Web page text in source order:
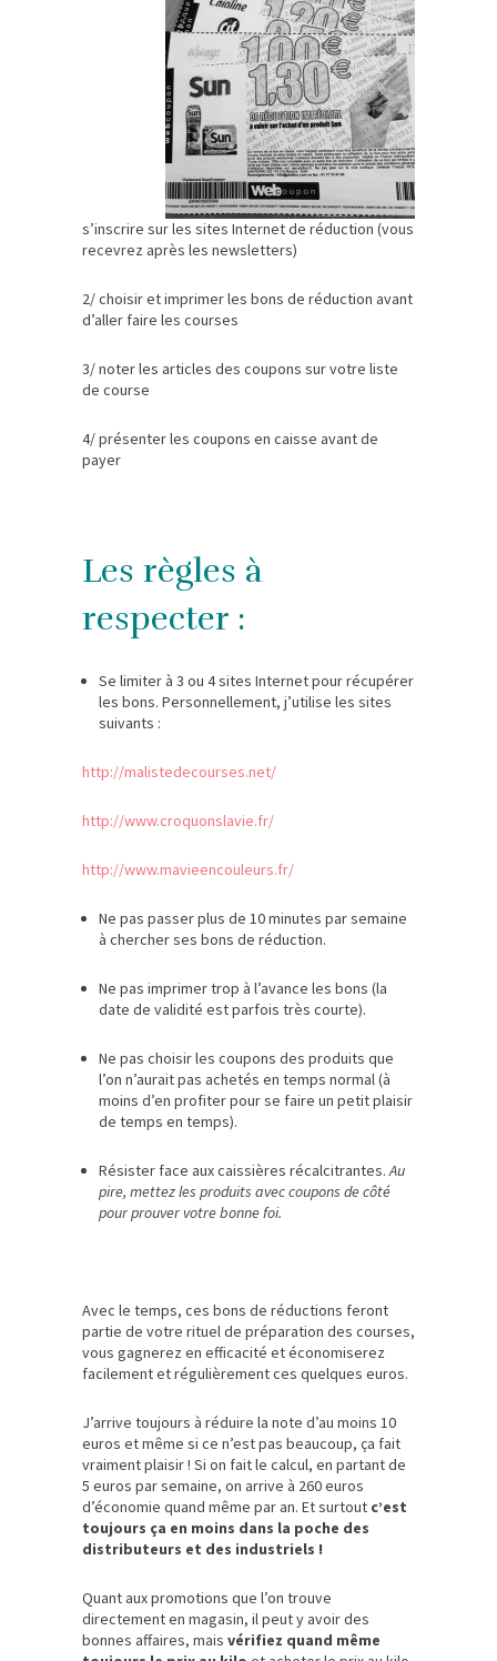
s’inscrire sur les sites Internet de réduction (vous
recevrez après les newsletters)
2/ choisir et imprimer les bons de réduction avant
d’aller faire les courses
3/ noter les articles des coupons sur votre liste
de course
4/ présenter les coupons en caisse avant de
payer
Les règles à
respecter :
Se limiter à 3 ou 4 sites Internet pour récupérer
les bons. Personnellement, j’utilise les sites
suivants :
http://malistedecourses.net/
http://www.croquonslavie.fr/
http://www.mavieencouleurs.fr/
Ne pas passer plus de 10 minutes par semaine
à chercher ses bons de réduction.
Ne pas imprimer trop à l’avance les bons (la
date de validité est parfois très courte).
Ne pas choisir les coupons des produits que
l’on n’aurait pas achetés en temps normal (à
moins d’en profiter pour se faire un petit plaisir
de temps en temps).
Résister face aux caissières récalcitrantes.Au
pire, mettez les produits avec coupons de côté
pour prouver votre bonne foi.
Avec le temps, ces bons de réductions feront
partie de votre rituel de préparation des courses,
vous gagnerez en efficacité et économiserez
facilement et régulièrement ces quelques euros.
J’arrive toujours à réduire la note d’au moins 10
euros et même si ce n’est pas beaucoup, ça fait
vraiment plaisir ! Si on fait le calcul, en partant de
5 euros par semaine, on arrive à 260 euros
d’économie quand même par an. Et surtout c’est
toujours ça en moins dans la poche des
distributeurs et des industriels !
Quant aux promotions que l’on trouve
directement en magasin, il peut y avoir des
bonnes affaires, mais vérifiez quand même